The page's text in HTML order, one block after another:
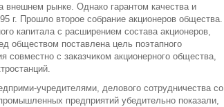
внешнем рынке. Однако гарантом качества и
г. Прошло второе собрание акционеров общества.
капитала с расширением состава акционеров,
обществом поставлена цель поэтапного
с заказчиком акционерного общества,
учредителями, делового сотрудничества со
предприятий убедительно показали,